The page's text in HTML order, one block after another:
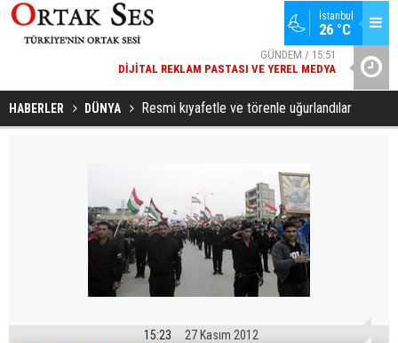
İstanbul
26 °C
GÜNDEM / 15:51
DIJITAL REKLAM PASTASI VE YEREL MEDYA
SPOR / 14:20
HABERLER DÜNYA Resmi kıyafetle ve törenle uğurlandılar
15:23 27 Kasım 2012